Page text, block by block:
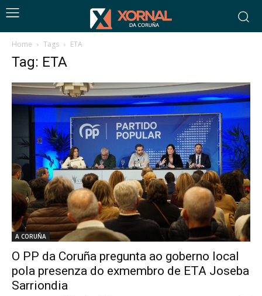
Home Tags ETA
Tag: ETA
A CORUÑA
O PP da Coruña pregunta ao goberno local
pola presenza do exmembro de ETA Joseba
Sarriondia